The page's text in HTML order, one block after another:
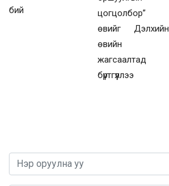
бий
цогцолбор”
өвийг Дэлхийн
өвийн
жагсаалтад
бүртгүүллээ